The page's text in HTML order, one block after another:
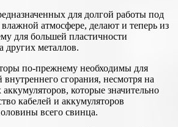
для долгой работы под
атмосфере, делают и теперь из
для большей пластичности
других металлов.
по-прежнему необходимы для
внутреннего сгорания, несмотря на
которые значительно
кабелей и аккумуляторов
всего свинца.